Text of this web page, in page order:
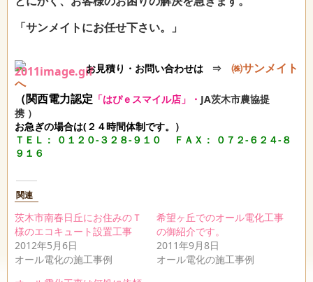
「サンメイトにお任せ下さい。」
お見積り・お問い合わせは ⇒ ㈱サンメイト
へ
（関西電力認定 「はぴｅスマイル店」・ JA茨木市農協提
携 ）
お急ぎの場合は(２４時間体制です。）
ＴＥＬ： ０１２０-３２８-９１０
ＦＡＸ： ０７２-６２４-８
９１６
関連
茨木市南春日丘にお住みのＴ
様のエコキュート設置工事
2012年5月6日
オール電化の施工事例
希望ヶ丘でのオール電化工事
の御紹介です。
2011年9月8日
オール電化の施工事例